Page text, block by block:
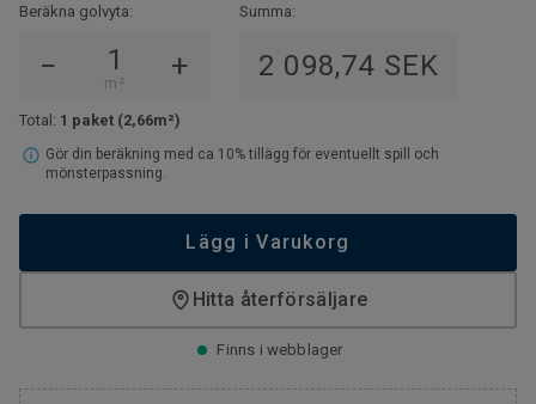
Beräkna golvyta:
− m² +
Summa:
2 098,74 SEK
Total: 1 paket (2,66m²)
Gör din beräkning med ca 10% tillägg för eventuellt spill och
mönsterpassning.
Lägg i Varukorg
Hitta återförsäljare
Finns i webblager